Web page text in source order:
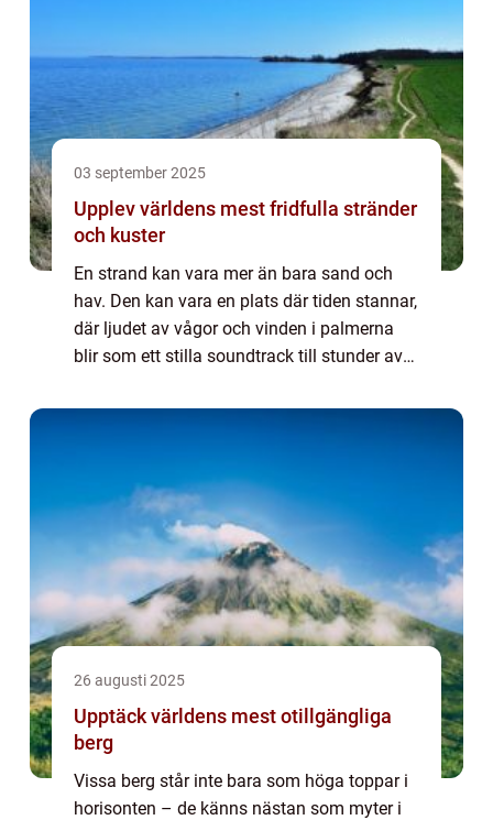
03 september 2025
Upplev världens mest fridfulla stränder
och kuster
En strand kan vara mer än bara sand och
hav. Den kan vara en plats där tiden stannar,
där ljudet av vågor och vinden i palmerna
blir som ett stilla soundtrack till stunder av
26 augusti 2025
Upptäck världens mest otillgängliga
berg
Vissa berg står inte bara som höga toppar i
horisonten – de känns nästan som myter i